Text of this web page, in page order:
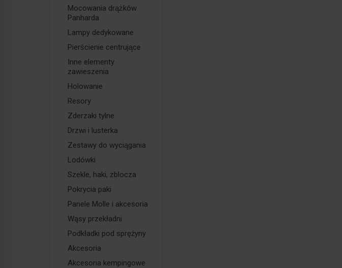
Mocowania drążków
Panharda
Lampy dedykowane
Pierścienie centrujące
Inne elementy
zawieszenia
Holowanie
Resory
Zderzaki tylne
Drzwi i lusterka
Zestawy do wyciągania
Lodówki
Szekle, haki, zblocza
Pokrycia paki
Panele Molle i akcesoria
Wąsy przekładni
Podkładki pod sprężyny
Akcesoria
Akcesoria kempingowe